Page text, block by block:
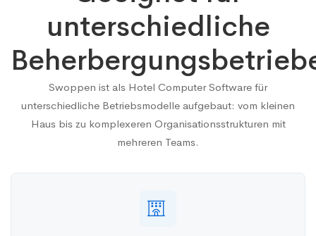
unterschiedliche
Swoppen ist als Hotel Computer Software für
unterschiedliche Betriebsmodelle aufgebaut: vom kleinen
Haus bis zu komplexeren Organisationsstrukturen mit
mehreren Teams.